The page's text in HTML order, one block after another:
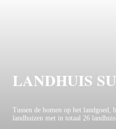
LANDHUIS
Tussen de bomen op het landgoed,
landhuizen met in totaal 26 landhuis